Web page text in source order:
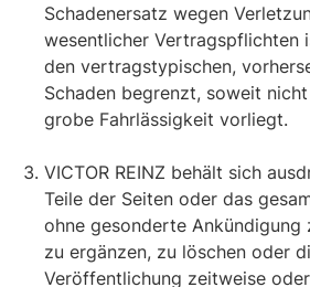
Schadenersatz wegen
wesentlicher Vertragspflichten
den vertragstypischen,
Schaden begrenzt, soweit
grobe Fahrlässigkeit vorliegt.
VICTOR REINZ behält sich
Teile der Seiten oder das
ohne gesonderte Ankündigung
zu ergänzen, zu löschen oder
Veröffentlichung zeitweise